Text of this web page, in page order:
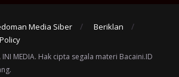
Media Siber
Beriklan
MEDIA. Hak cipta segala materi Bacaini.ID